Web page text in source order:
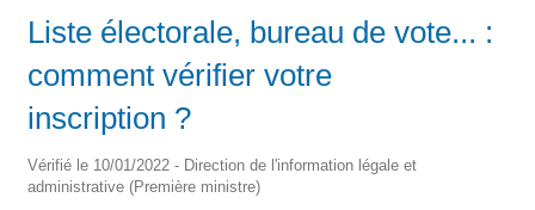
Liste électorale, bureau de vote... :
comment vérifier votre
inscription ?
Vérifié le 10/01/2022 - Direction de l'information légale et
administrative (Première ministre)